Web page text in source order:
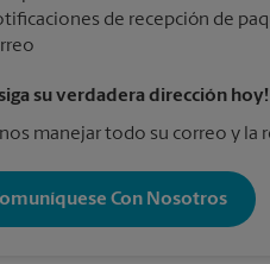
de recepción de
su verdadera dirección hoy!
manejar todo su correo y la
Con Nosotros